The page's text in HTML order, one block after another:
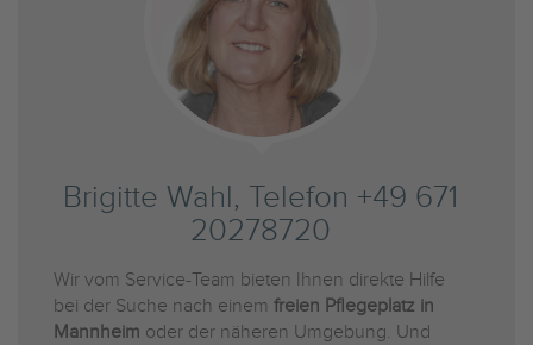
Brigitte Wahl, Telefon +49 671
20278720
Wir vom Service-Team bieten Ihnen direkte Hilfe
bei der Suche nach einem freien Pflegeplatz in
Mannheim oder der näheren Umgebung. Und